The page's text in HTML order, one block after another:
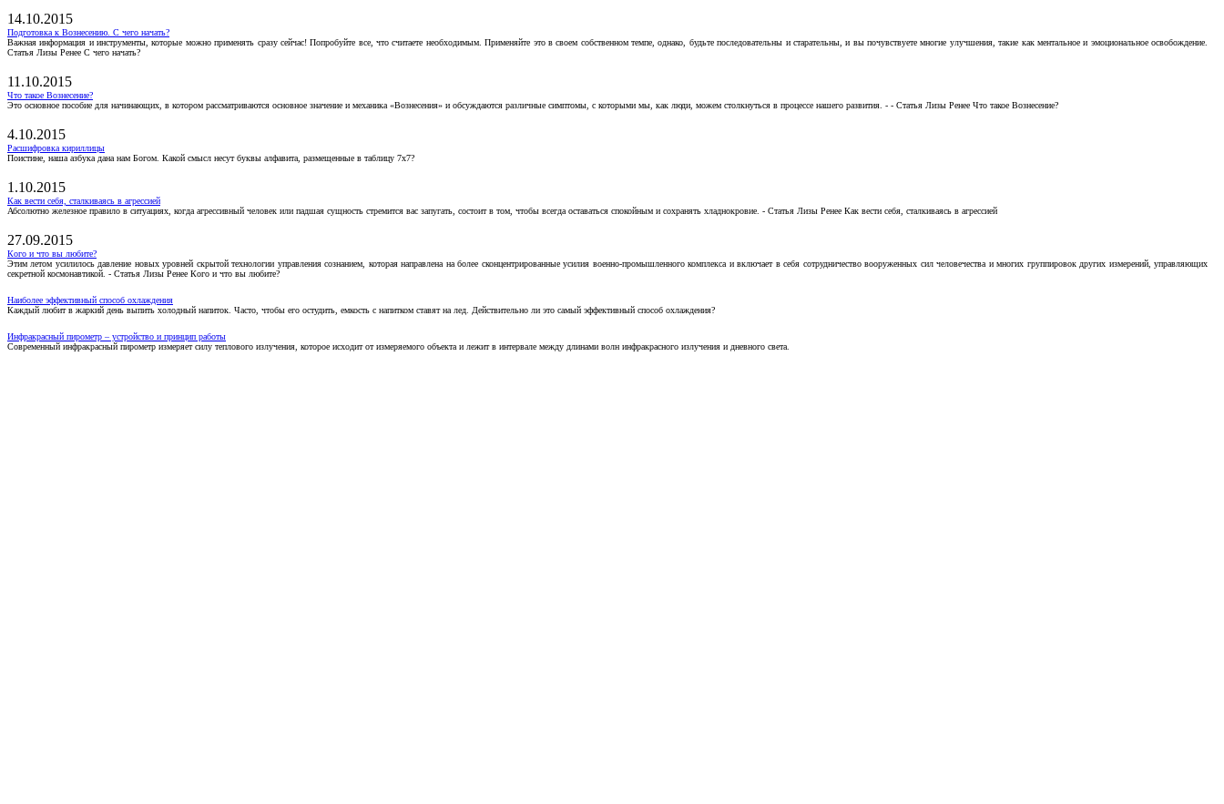
14.10.2015
Подготовка к Вознесению. С чего начать?
Важная информация и инструменты, которые можно применять сразу сейчас! Попробуйте все, что считаете необходимым. Применяйте это в своем собственном темпе, однако, будьте последовательны и старательны, и вы почувствуете многие улучшения, такие как ментальное и эмоциональное освобождение.
Статья Лизы Ренее С чего начать?
11.10.2015
Что такое Вознесение?
Это основное пособие для начинающих, в котором рассматриваются основное значение и механика «Вознесения» и обсуждаются различные симптомы, с которыми мы, как люди, можем столкнуться в процессе нашего развития. - - Статья Лизы Ренее Что такое Вознесение?
4.10.2015
Расшифровка кириллицы
Поистине, наша азбука дана нам Богом. Какой смысл несут буквы алфавита, размещенные в таблицу 7х7?
1.10.2015
Как вести себя, сталкиваясь в агрессией
Абсолютно железное правило в ситуациях, когда агрессивный человек или падшая сущность стремится вас запугать, состоит в том, чтобы всегда оставаться спокойным и сохранять хладнокровие. - Статья Лизы Ренее Как вести себя, сталкиваясь в агрессией
27.09.2015
Кого и что вы любите?
Этим летом усилилось давление новых уровней скрытой технологии управления сознанием, которая направлена на более сконцентрированные усилия военно-промышленного комплекса и включает в себя сотрудничество вооруженных сил человечества и многих группировок других измерений, управляющих
секретной космонавтикой. - Статья Лизы Ренее Кого и что вы любите?
Наиболее эффективный способ охлаждения
Каждый любит в жаркий день выпить холодный напиток. Часто, чтобы его остудить, емкость с напитком ставят на лед. Действительно ли это самый эффективный способ охлаждения?
Инфракрасный пирометр – устройство и принцип работы
Современный инфракрасный пирометр измеряет силу теплового излучения, которое исходит от измеряемого объекта и лежит в интервале между длинами волн инфракрасного излучения и дневного света.